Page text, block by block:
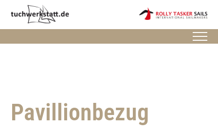
Pavillionbezug